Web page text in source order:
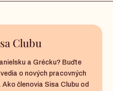
Clubu
a Grécku? Buďte
o nových pracovných
členovia Sisa Clubu od